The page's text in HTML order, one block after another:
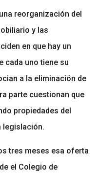
reorganización del
y las
en que hay un
cada uno tiene su
a la eliminación de
parte cuestionan que
propiedades del
legislación.
tres meses esa oferta
el Colegio de